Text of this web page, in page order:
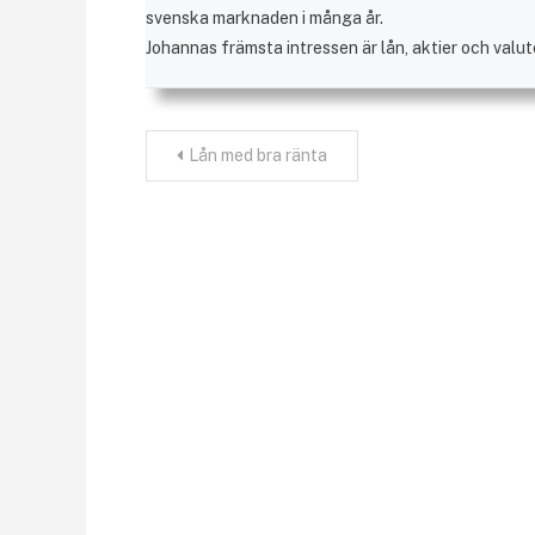
svenska marknaden i många år.
Johannas främsta intressen är lån, aktier och
Inläggsnavigering
Lån med bra ränta